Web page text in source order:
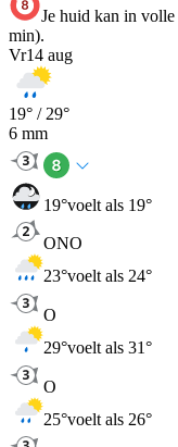
Je huid kan in
min).
Vr14 aug
19° / 29°
6 mm
19°voelt als 19°
ONO
23°voelt als 24°
O
29°voelt als 31°
O
25°voelt als 26°